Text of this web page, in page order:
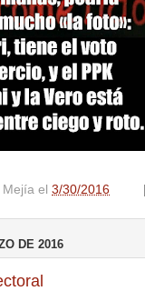
Mejía el 3/30/2016
DE 2016